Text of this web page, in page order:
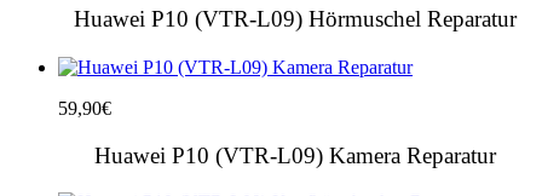
Huawei P10 (VTR-L09) Hörmuschel Reparatur
59,90€
Huawei P10 (VTR-L09) Kamera Reparatur